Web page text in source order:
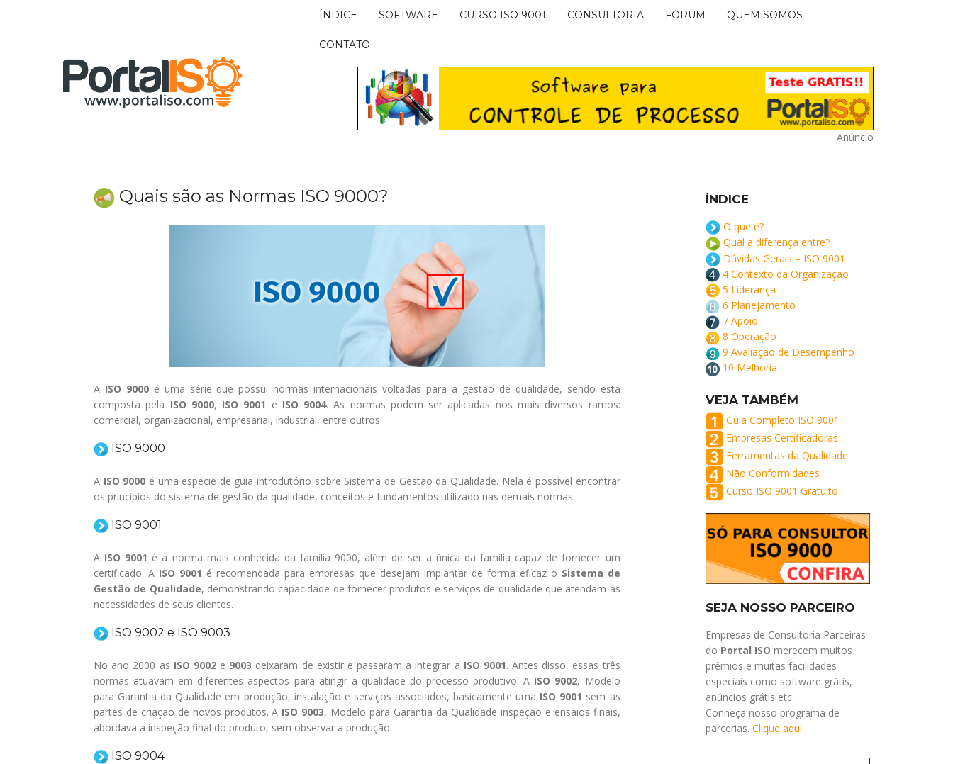
ÍNDICE SOFTWARE CURSO ISO 9001 CONSULTORIA FÓRUM QUEM SOMOS
CONTATO
Anúncio
Quais são as Normas ISO 9000?
A ISO 9000é uma série que possui normas internacionais voltadas para a gestão de qualidade, sendo esta
composta pela ISO 9000, ISO 9001 e ISO 9004. As normas podem ser aplicadas nos mais diversos ramos:
comercial, organizacional, empresarial, industrial, entre outros.
ISO 9000
A ISO 9000 é uma espécie de guia introdutório sobre Sistema de Gestão da Qualidade. Nela é possível encontrar
os princípios do sistema de gestão da qualidade, conceitos e fundamentos utilizado nas demais normas.
ISO 9001
A ISO 9001 é a norma mais conhecida da família 9000, além de ser a única da família capaz de fornecer um
certificado. A ISO 9001 é recomendada para empresas que desejam implantar de forma eficaz o Sistema de
Gestão de Qualidade, demonstrando capacidade de fornecer produtos e serviços de qualidade que atendam às
necessidades de seus clientes.
ISO 9002 e ISO 9003
No ano 2000 as ISO 9002e 9003 deixaram de existir e passaram a integrar a ISO 9001. Antes disso, essas três
normas atuavam em diferentes aspectos para atingir a qualidade do processo produtivo. A ISO 9002, Modelo
para Garantia da Qualidade em produção, instalação e serviços associados, basicamente uma ISO 9001 sem as
partes de criação de novos produtos. A ISO 9003, Modelo para Garantia da Qualidade inspeção e ensaios finais,
abordava a inspeção final do produto, sem observar a produção.
ISO 9004
ÍNDICE
O que é?
Qual a diferença entre?
Dúvidas Gerais – ISO 9001
4 Contexto da Organização
5 Liderança
6 Planejamento
7 Apoio
8 Operação
9 Avaliação de Desempenho
10 Melhoria
VEJA TAMBÉM
Guia Completo ISO 9001
Empresas Certificadoras
Ferramentas da Qualidade
Não Conformidades
Curso ISO 9001 Gratuito
SEJA NOSSO PARCEIRO
Empresas de Consultoria Parceiras
do Portal ISO merecem muitos
prêmios e muitas facilidades
especiais como software grátis,
anúncios grátis etc.
Conheça nosso programa de
parcerias. Clique aqui